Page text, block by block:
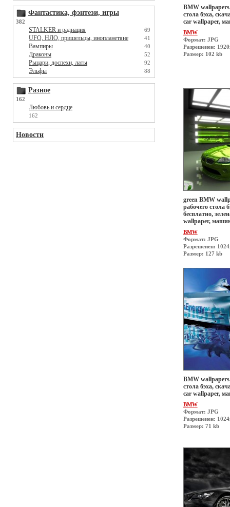
Фантастика, фэнтези, игры
382
STALKER и радиация 69
UFO, НЛО, пришельцы, инопланетяне 41
Вампиры 40
Драконы 52
Рыцари, доспехи, латы 92
Эльфы 88
Разное
162
Любовь и сердце
162
Новости
BMW
стола бэха,
car wallpaper,
BMW
Формат: JPG
Разрешеиен:
Размер: 102 kb
green BMW
рабочего стола
бесплатно,
wallpaper,
BMW
Формат: JPG
Разрешеиен:
Размер: 127 kb
BMW
стола бэха,
car wallpaper,
BMW
Формат: JPG
Разрешеиен:
Размер: 71 kb